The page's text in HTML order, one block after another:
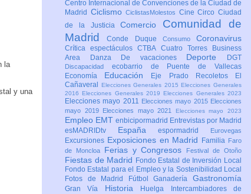
la
y una
Centro Internacional de Convenciones de la Ciudad de
Madrid CiclismoCiclistasMolestos CineCircoCiudad
de la JusticiaComercio Comunidad de
MadridConde Duque Consumo Coronavirus
Crítica espectáculosCTBA Cuatro Torres Business
Area
Danza De vacaciones Deporte DGT
Discapacidad ecobarrio de Puente de Vallecas
Economía Educación Eje Prado Recoletos
El
Cañaveral
Elecciones Generales 2015 Elecciones Generales
2016 Elecciones Generales 2019 Elecciones Generales 2023
Elecciones mayo 2011 Elecciones mayo 2015 Elecciones
mayo 2019
Elecciones mayo 2021 Elecciones mayo 2023
Empleo EMT enbicipormadrid Entrevistas por Madrid
esMADRIDtv Españaespormadrid Eurovegas
Excursiones Exposiciones en Madrid Familia Faro
de Moncloa
Ferias y Congresos Festival de Otoño
Fiestas de Madrid Fondo Estatal de Inversión Local
Fondo Estatal para el Empleo y la Sostenibilidad Local
Fotos de Madrid
FútbolGanaderíaGastronomía
Gran Vía Historia Huelga
Intercambiadores de